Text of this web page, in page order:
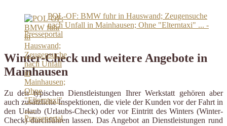
POL-OF: BMW fuhr in Hauswand; Zeugensuche
nach Unfall in Mainhausen; Ohne "Elterntaxi" ... -
Presseportal
Winter-Check und weitere Angebote in
Mainhausen
Zu den typischen Dienstleistungen Ihrer Werkstatt gehören aber
auch zusätzliche Inspektionen, die viele der Kunden vor der Fahrt in
den Urlaub (Urlaubs-Check) oder vor Eintritt des Winters (Winter-
Check) durchführen lassen. Das Angebot an Dienstleistungen rund